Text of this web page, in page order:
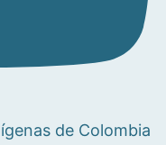
de Colombia